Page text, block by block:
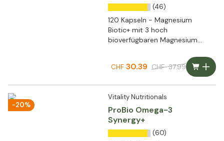
(46)
120 Kapseln - Magnesium
Biotic+ mit 3 hoch
bioverfügbaren Magnesium
CHF30.39 CHF 37.99
-20%
Vitality Nutritionals
ProBio Omega-3
Synergy+
(60)